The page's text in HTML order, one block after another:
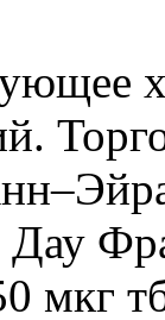
мкг